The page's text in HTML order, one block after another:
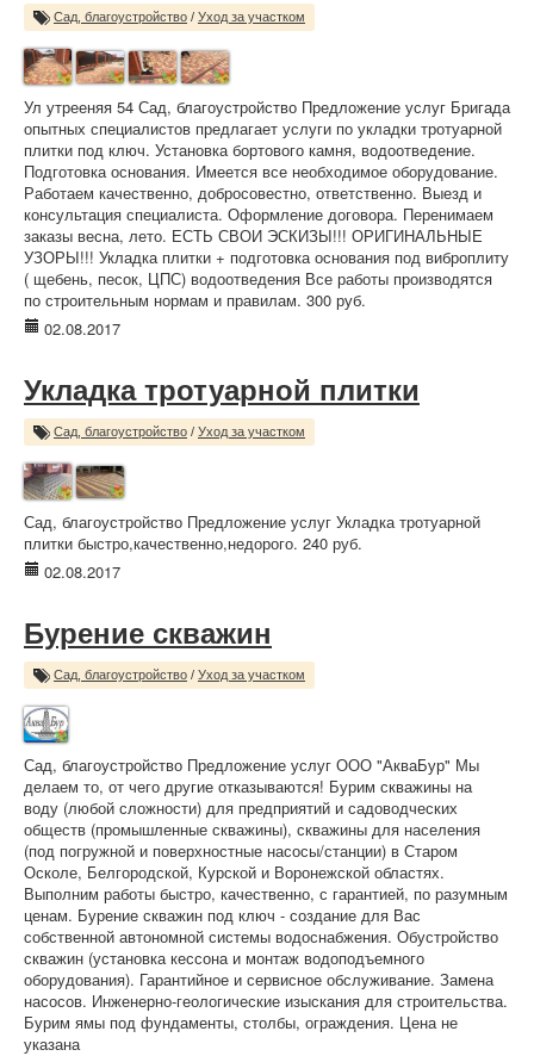
Сад, благоустройство / Уход за участком
Ул утрееняя 54 Сад, благоустройство Предложение услуг Бригада
опытных специалистов предлагает услуги по укладки тротуарной
плитки под ключ. Установка бортового камня, водоотведение.
Подготовка основания. Имеется все необходимое оборудование.
Работаем качественно, добросовестно, ответственно. Выезд и
консультация специалиста. Оформление договора. Перенимаем
заказы весна, лето. ЕСТЬ СВОИ ЭСКИЗЫ!!! ОРИГИНАЛЬНЫЕ
УЗОРЫ!!! Укладка плитки + подготовка основания под виброплиту
( щебень, песок, ЦПС) водоотведения Все работы производятся
по строительным нормам и правилам. 300 руб.
02.08.2017
Укладка тротуарной плитки
Сад, благоустройство / Уход за участком
Сад, благоустройство Предложение услуг Укладка тротуарной
плитки быстро,качественно,недорого. 240 руб.
02.08.2017
Бурение скважин
Сад, благоустройство / Уход за участком
Сад, благоустройство Предложение услуг ООО "АкваБур" Мы
делаем то, от чего другие отказываются! Бурим скважины на
воду (любой сложности) для предприятий и садоводческих
обществ (промышленные скважины), скважины для населения
(под погружной и поверхностные насосы/станции) в Старом
Осколе, Белгородской, Курской и Воронежской областях.
Выполним работы быстро, качественно, с гарантией, по разумным
ценам. Бурение скважин под ключ - создание для Вас
собственной автономной системы водоснабжения. Обустройство
скважин (установка кессона и монтаж водоподъемного
оборудования). Гарантийное и сервисное обслуживание. Замена
насосов. Инженерно-геологические изыскания для строительства.
Бурим ямы под фундаменты, столбы, ограждения. Цена не
указана